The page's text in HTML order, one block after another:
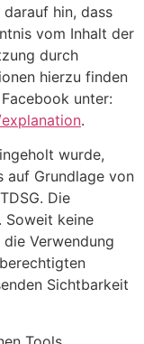
hin, dass
vom Inhalt der
durch
hierzu finden
unter:
.
wurde,
auf Grundlage von
Die
Soweit keine
Verwendung
Sichtbarkeit